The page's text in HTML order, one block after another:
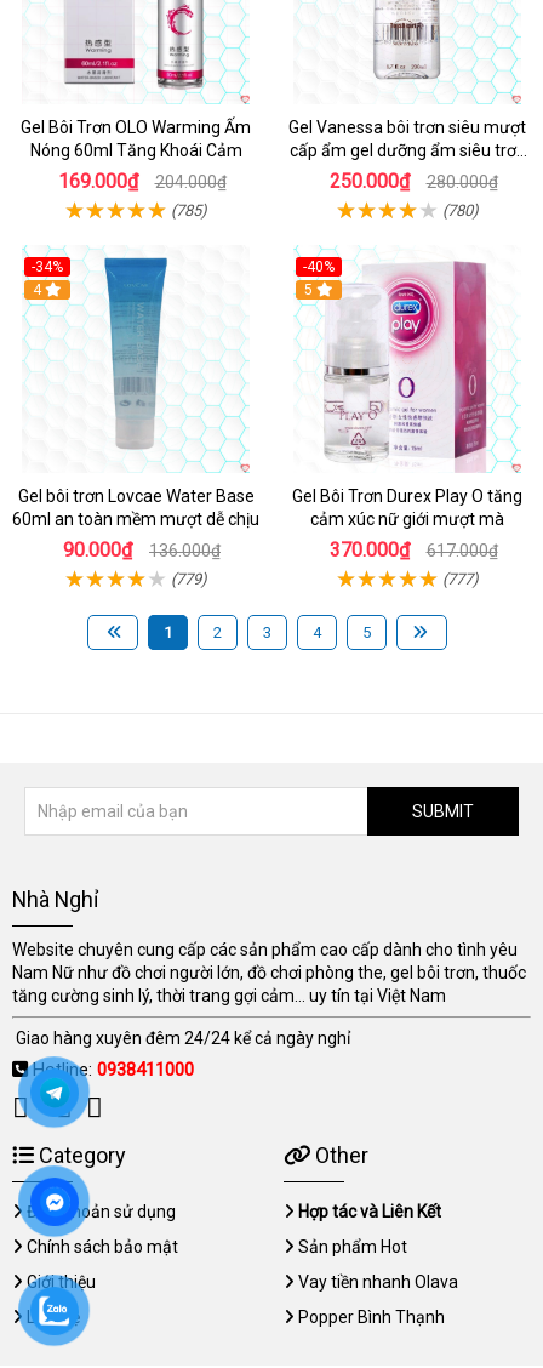
Gel Bôi Trơn OLO Warming Ấm
Nóng 60ml Tăng Khoái Cảm
169.000₫ 204.000₫
(785)
Gel Vanessa bôi trơn siêu mượt
cấp ẩm gel dưỡng ẩm siêu trơn
an toàn 200ml
250.000₫ 280.000₫
(780)
-34%
4
Gel bôi trơn Lovcae Water Base
60ml an toàn mềm mượt dễ chịu
90.000₫ 136.000₫
(779)
-40%
5
Gel Bôi Trơn Durex Play O tăng
cảm xúc nữ giới mượt mà
370.000₫ 617.000₫
(777)
1 2 3 4 5
SUBMIT
Nhà Nghỉ
Website chuyên cung cấp các sản phẩm cao cấp dành cho tình yêu
Nam Nữ như đồ chơi người lớn, đồ chơi phòng the, gel bôi trơn, thuốc
tăng cường sinh lý, thời trang gợi cảm... uy tín tại Việt Nam
Giao hàng xuyên đêm 24/24 kể cả ngày nghỉ
Hotline: 0938411000
Category
Điều khoản sử dụng
Chính sách bảo mật
Giới thiệu
Liên hệ
Other
Hợp tác và Liên Kết
Sản phẩm Hot
Vay tiền nhanh Olava
Popper Bình Thạnh